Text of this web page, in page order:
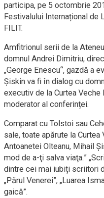
participa, pe 5 octombrie
Festivalului Internațional de
FILIT.
Amfitrionul serii de la
domnul Andrei Dimitriu,
„George Enescu“, gazdă a
Șiskin va fi în dialog cu
executiv de la Curtea
moderator al conferinței.
Comparat cu Tolstoi sau
sale, toate apărute la
Antoanetei Olteanu, Mihail
mod de a-ţi salva viaţa.”
dintre cei mai iubiți scriitori
„Părul Venerei”, „Luarea
gaică”.